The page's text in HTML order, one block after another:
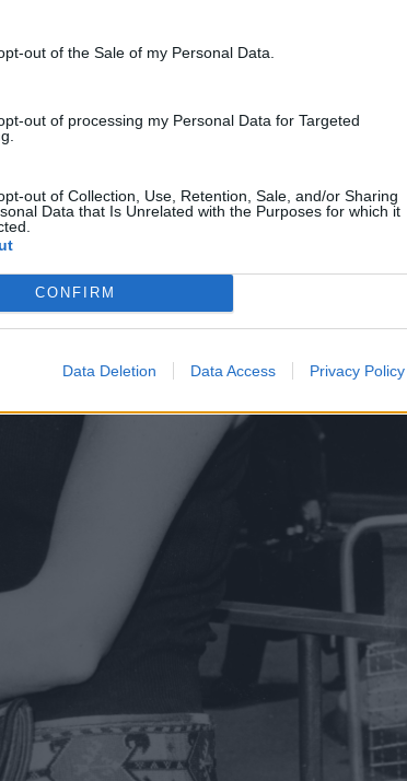
out of the Sale of my Personal Data.
out of processing my Personal Data for Targeted
out of Collection, Use, Retention, Sale, and/or Sharing
Data that Is Unrelated with the Purposes for which it
CONFIRM
Data Deletion Data Access Privacy Policy